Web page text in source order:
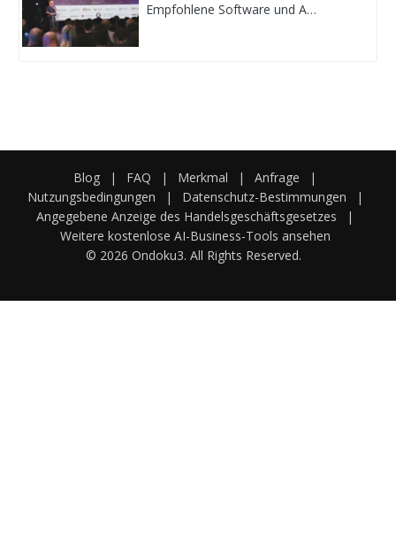
Empfohlene Software und A…
Blog | FAQ | Merkmal | Anfrage
|
Nutzungsbedingungen
| Datenschutz-Bestimmungen
|
Angegebene Anzeige des Handelsgeschäftsgesetzes
|
Weitere kostenlose AI-Business-Tools ansehen
© 2026 Ondoku3. All Rights Reserved.